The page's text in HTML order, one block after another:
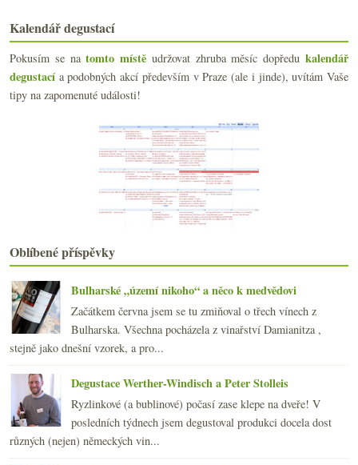
Málo prošlapané stezky hodné sledování
Láhev s tajemným obsahem
Barvy burčáků, světel a degustační menu
Slepý jako burgundský krtek
Aligoté od burgundské špičky
Vinná manga s lahví Bordeaux
Výsledky ankety „Mladá listopadová vína…“
Jak jsem pil templáře
Všehochuť ze světa vína
Alsasko medové, květinové i plné kyselin
► října (22)
►září(21)
►srpna
►července
►června(22)
května(20)
►dubna(21)
►března(23)
►února (20)
►ledna (20)
►2008(270)
►2007(108)
Kalendář degustací
Pokusím se natomto místě udržovat zhruba měsíc dopředukalendář
degustacía podobných akcí především v Praze (ale i jinde), uvítám Vaše
tipy na zapomenuté události!
Oblíbené příspěvky
Bulharské „území nikoho“ a něco k medvědovi
Začátkem června jsem se tu zmiňoval o třech vínech z
Bulharska. Všechna pocházela z vinařství Damianitza ,
stejně jako dnešní vzorek, a pro...
Degustace Werther-Windisch a Peter Stolleis
Ryzlinkové (a bublinové) počasí zase klepe na dveře! V
posledních týdnech jsem degustoval produkci docela dost
různých (nejen) německých vin...